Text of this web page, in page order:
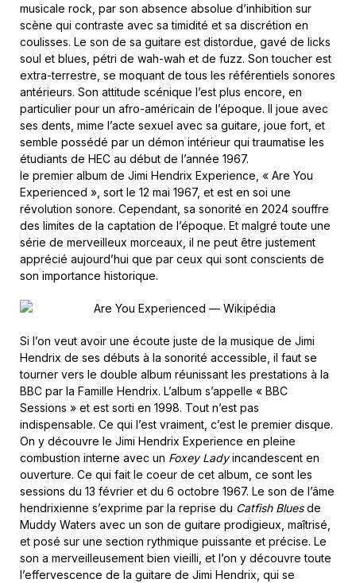
musicale rock, par son absence absolue d’inhibition sur
scène qui contraste avec sa timidité et sa discrétion en
coulisses. Le son de sa guitare est distordue, gavé de licks
soul et blues, pétri de wah-wah et de fuzz. Son toucher est
extra-terrestre, se moquant de tous les référentiels sonores
antérieurs. Son attitude scénique l’est plus encore, en
particulier pour un afro-américain de l’époque. Il joue avec
ses dents, mime l’acte sexuel avec sa guitare, joue fort, et
semble possédé par un démon intérieur qui traumatise les
étudiants de HEC au début de l’année 1967.
le premier album de Jimi Hendrix Experience, « Are You
Experienced », sort le 12 mai 1967, et est en soi une
révolution sonore. Cependant, sa sonorité en 2024 souffre
des limites de la captation de l’époque. Et malgré toute une
série de merveilleux morceaux, il ne peut être justement
apprécié aujourd’hui que par ceux qui sont conscients de
son importance historique.
Si l’on veut avoir une écoute juste de la musique de Jimi
Hendrix de ses débuts à la sonorité accessible, il faut se
tourner vers le double album réunissant les prestations à la
BBC par la Famille Hendrix. L’album s’appelle « BBC
Sessions » et est sorti en 1998. Tout n’est pas
indispensable. Ce qui l’est vraiment, c’est le premier disque.
On y découvre le Jimi Hendrix Experience en pleine
combustion interne avec un Foxey Ladyincandescent en
ouverture. Ce qui fait le coeur de cet album, ce sont les
sessions du 13 février et du 6 octobre 1967. Le son de l’âme
hendrixienne s’exprime par la reprise du Catfish Bluesde
Muddy Waters avec un son de guitare prodigieux, maîtrisé,
et posé sur une section rythmique puissante et précise. Le
son a merveilleusement bien vieilli, et l’on y découvre toute
l’effervescence de la guitare de Jimi Hendrix, qui se